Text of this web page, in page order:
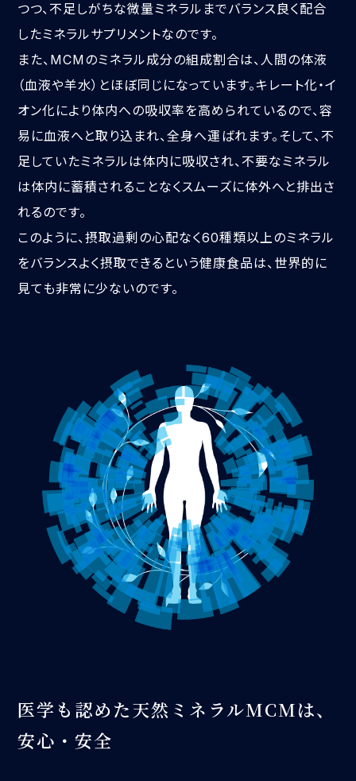
つつ、不足しがちな微量ミネラルまでバランス良く配合
したミネラルサプリメントなのです。
また、MCMのミネラル成分の組成割合は、人間の体液
（血液や羊水）とほぼ同じになっています。キレート化・イ
オン化により体内への吸収率を高められているので、容
易に血液へと取り込まれ、全身へ運ばれます。そして、不
足していたミネラルは体内に吸収され、不要なミネラル
は体内に蓄積されることなくスムーズに体外へと排出さ
れるのです。
このように、摂取過剰の心配なく60種類以上のミネラル
をバランスよく摂取できるという健康食品は、世界的に
見ても非常に少ないのです。
医学も認めた天然ミネラルMCMは、
安心・安全